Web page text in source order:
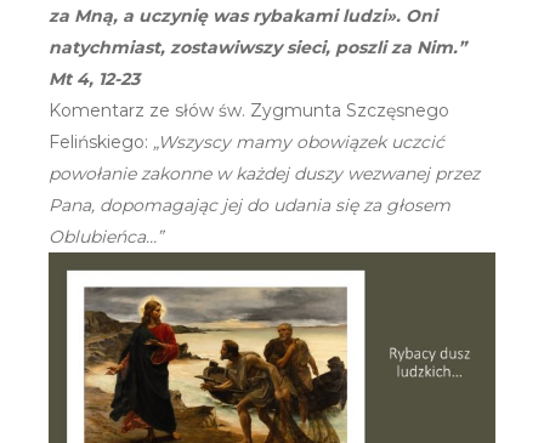
za Mną, a uczynię was rybakami ludzi». Oni
natychmiast, zostawiwszy sieci, poszli za Nim.”
Mt 4, 12-23
Komentarz ze słów św. Zygmunta Szczęsnego
Felińskiego: „Wszyscy mamy obowiązek uczcić
powołanie zakonne w każdej duszy wezwanej przez
Pana, dopomagając jej do udania się za głosem
Oblubieńca…”